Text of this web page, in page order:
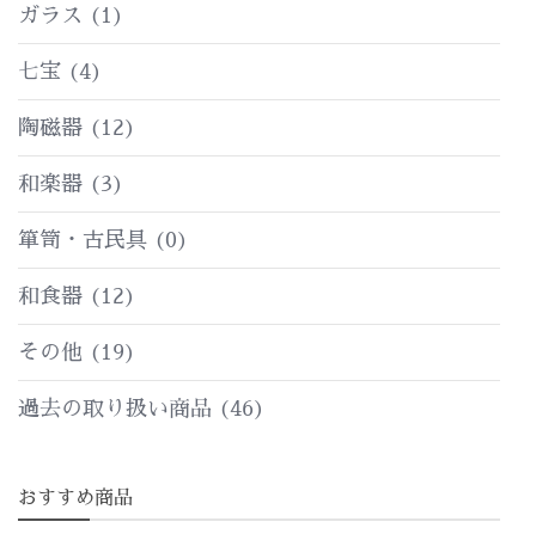
ガラス (1)
七宝 (4)
陶磁器 (12)
和楽器 (3)
箪笥・古民具 (0)
和食器 (12)
その他 (19)
過去の取り扱い商品 (46)
おすすめ商品